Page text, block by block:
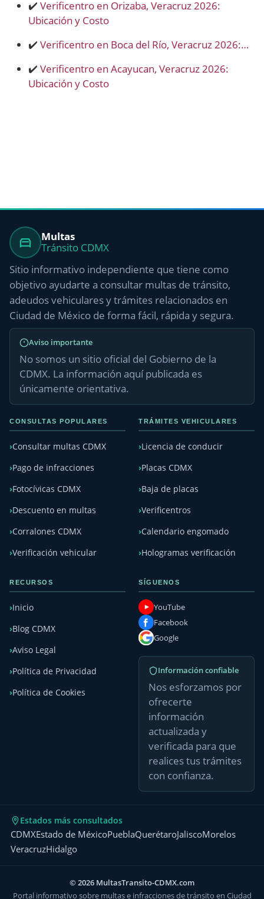
✔️ Verificentro en Orizaba, Veracruz 2026:
Ubicación y Costo
✔️ Verificentro en Boca del Río, Veracruz 2026:…
✔️ Verificentro en Acayucan, Veracruz 2026:
Ubicación y Costo
Multas
Tránsito CDMX
Sitio informativo independiente que tiene como
objetivo ayudarte a consultar multas de tránsito,
adeudos vehiculares y trámites relacionados en
Ciudad de México de forma fácil, rápida y segura.
Aviso importante
No somos un sitio oficial del Gobierno de la
CDMX. La información aquí publicada es
únicamente orientativa.
CONSULTAS POPULARES
Consultar multas CDMX
Pago de infracciones
Fotocívicas CDMX
Descuento en multas
Corralones CDMX
Verificación vehicular
TRÁMITES VEHICULARES
Licencia de conducir
Placas CDMX
Baja de placas
Verificentros
Calendario engomado
Hologramas verificación
RECURSOS
Inicio
Blog CDMX
Aviso Legal
Política de Privacidad
Política de Cookies
SÍGUENOS
YouTube
Facebook
Google
Información confiable
Nos esforzamos por
ofrecerte
información
actualizada y
verificada para que
realices tus trámites
con confianza.
Estados más consultados
CDMXEstado de MéxicoPueblaQuerétaroJaliscoMorelos
VeracruzHidalgo
© 2026 MultasTransito-CDMX.com
Portal informativo sobre multas e infracciones de tránsito en Ciudad